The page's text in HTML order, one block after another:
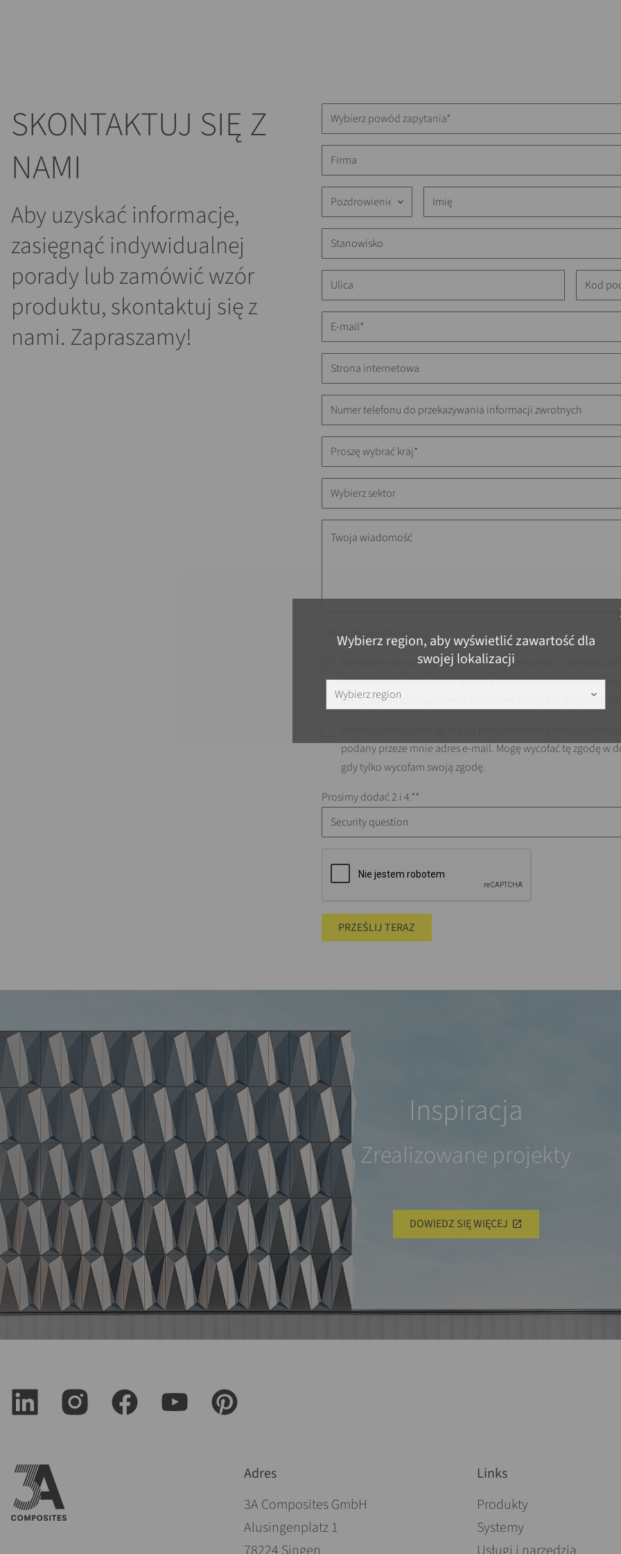
Wybierz region, aby wyświetlić zawartość dla
swojej lokalizacji
Wybierz region keyboard_arrow_down
SKONTAKTUJ SIĘ Z
NAMI
Aby uzyskać informacje,
zasięgnąć indywidualnej
porady lub zamówić wzór
produktu, skontaktuj się z
nami. Zapraszamy!
Wybierz powód zapytania*
Pozdrowienie keyboard_arrow_down
Proszę wybrać kraj*
Wybierz sektor
* Pole obowiązkowe
Niniejszym wyrażam zgodę na przechowywanie i
razie potrzeby moje dane zostaną przekazane partnerom /
cenę, aby móc przygotować konkretne oferty lub przypisać
Niniejszym wyrażam zgodę na przesyłanie mi przez 3A
podany przeze mnie adres e-mail. Mogę wycofać tę zgodę w
gdy tylko wycofam swoją zgodę.
Prosimy dodać 2 i 4.*
PRZEŚLIJ TERAZ
Inspiracja
Zrealizowane projekty
DOWIEDZ SIĘ WIĘCEJ
Adres
3A Composites GmbH
Alusingenplatz 1
Links
Pomiń nawigacje
Produkty
Systemy